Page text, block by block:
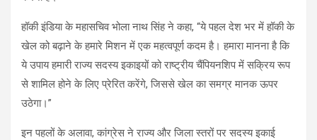
हॉकी इंडिया के महासचिव भोला नाथ सिंह ने कहा, “ये पहल देश भर में हॉकी के
खेल को बढ़ाने के हमारे मिशन में एक महत्वपूर्ण कदम है। हमारा मानना है कि
ये उपाय हमारी राज्य सदस्य इकाइयों को राष्ट्रीय चैंपियनशिप में सक्रिय रूप
से शामिल होने के लिए प्रेरित करेंगे, जिससे खेल का समग्र मानक ऊपर
उठेगा।”
इन पहलों के अलावा, कांग्रेस ने राज्य और जिला स्तरों पर सदस्य इकाई